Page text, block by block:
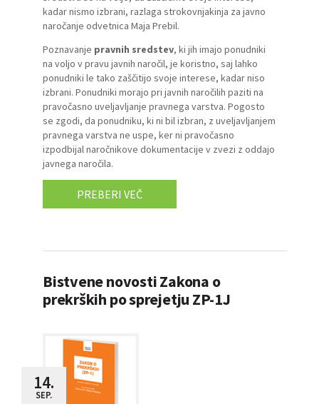
kadar nismo izbrani, razlaga strokovnjakinja za javno
naročanje odvetnica Maja Prebil.
Poznavanje pravnih sredstev, ki jih imajo ponudniki
na voljo v pravu javnih naročil, je koristno, saj lahko
ponudniki le tako zaščitijo svoje interese, kadar niso
izbrani. Ponudniki morajo pri javnih naročilih paziti na
pravočasno uveljavljanje pravnega varstva. Pogosto
se zgodi, da ponudniku, ki ni bil izbran, z uveljavljanjem
pravnega varstva ne uspe, ker ni pravočasno
izpodbijal naročnikove dokumentacije v zvezi z oddajo
javnega naročila.
PREBERI VEČ
Bistvene novosti Zakona o
prekrških po sprejetju ZP-1J
14.
SEP.